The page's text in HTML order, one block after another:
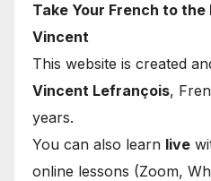
Take Your French to
Vincent
This website is created
Vincent Lefrançois,
years.
You can also learn live
online lessons (Zoom,